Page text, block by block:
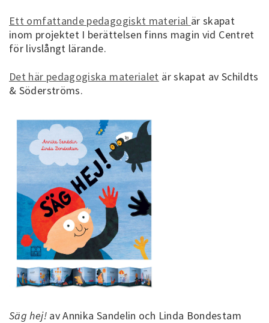
Ett omfattande pedagogiskt material är skapat
inom projektet I berättelsen finns magin vid Centret
för livslångt lärande.
Det här pedagogiska materialet är skapat av Schildts
& Söderströms.
Säg hej! av Annika Sandelin och Linda Bondestam